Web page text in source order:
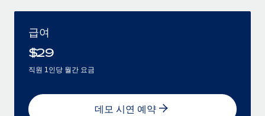
급여
$29
직원 1인당 월간 요금
데모 시연 예약